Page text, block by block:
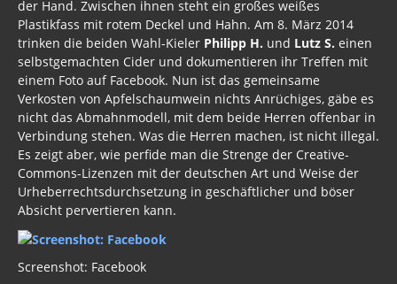
der Hand. Zwischen ihnen steht ein großes weißes
Plastikfass mit rotem Deckel und Hahn. Am 8. März 2014
trinken die beiden Wahl-Kieler Philipp H. und Lutz S. einen
selbstgemachten Cider und dokumentieren ihr Treffen mit
einem Foto auf Facebook. Nun ist das gemeinsame
Verkosten von Apfelschaumwein nichts Anrüchiges, gäbe es
nicht das Abmahnmodell, mit dem beide Herren offenbar in
Verbindung stehen. Was die Herren machen, ist nicht illegal.
Es zeigt aber, wie perfide man die Strenge der Creative-
Commons-Lizenzen mit der deutschen Art und Weise der
Urheberrechtsdurchsetzung in geschäftlicher und böser
Absicht pervertieren kann.
Screenshot: Facebook